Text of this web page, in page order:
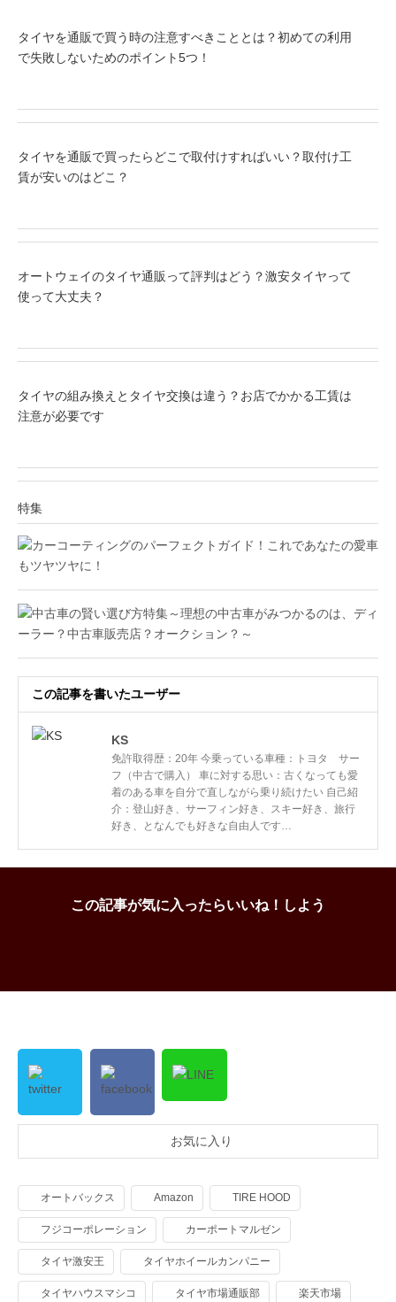
タイヤを通販で買う時の注意すべきこととは？初めての利用
で失敗しないためのポイント5つ！
タイヤを通販で買ったらどこで取付けすればいい？取付け工
賃が安いのはどこ？
オートウェイのタイヤ通販って評判はどう？激安タイヤって
使って大丈夫？
タイヤの組み換えとタイヤ交換は違う？お店でかかる工賃は
注意が必要です
特集
この記事を書いたユーザー
KS
免許取得歴：20年 今乗っている車種：トヨタ サー
フ（中古で購入） 車に対する思い：古くなっても愛
着のある車を自分で直しながら乗り続けたい 自己紹
介：登山好き、サーフィン好き、スキー好き、旅行
好き、となんでも好きな自由人です…
この記事が気に入ったらいいね！しよう
お気に入り
オートバックス Amazon TIRE HOOD
フジコーポレーション カーポートマルゼン
タイヤ激安王 タイヤホイールカンパニー
タイヤハウスマシコ タイヤ市場通販部 楽天市場